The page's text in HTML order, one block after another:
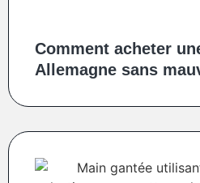
Comment acheter
Allemagne sans